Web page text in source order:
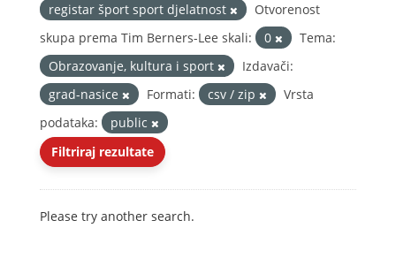
registar šport sport djelatnost
Otvorenost
skupa prema Tim Berners-Lee skali:
0
Tema:
Obrazovanje, kultura i sport
Izdavači:
grad-nasice
Formati: csv / zip
Vrsta
podataka:
public
Filtriraj rezultate
Please try another search.